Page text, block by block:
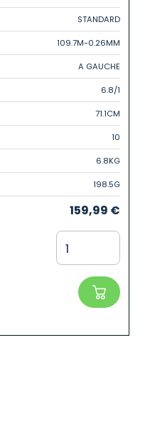
STANDARD
109.7M-0.26MM
A GAUCHE
6.8/1
71.1CM
10
6.8KG
198.5G
159,99 €